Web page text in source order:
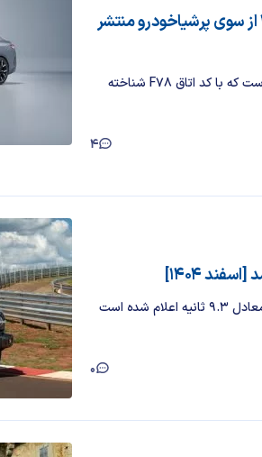
شرایط فروش بی ام و 225L M Sport از سوی پرشیاخودرو منتشر
بی ام و 225L متعلق به نسل دوم گرن کوپه است که با کد اتاق F78 شناخته
4
شتاب صفر تا صد رسمی گریت‌وال تانک ۳۰۰ معادل ۹.۳ ثانیه اعلام شده است
0